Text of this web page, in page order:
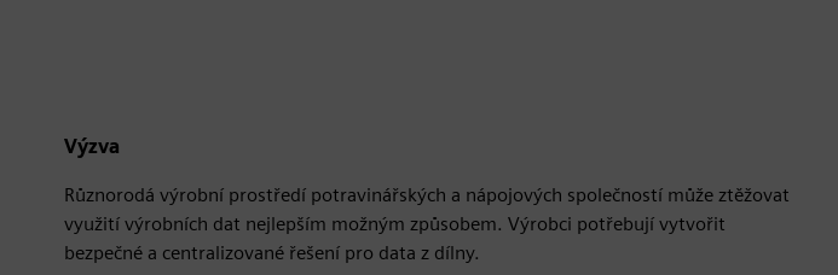
Výzva
Různorodá výrobní prostředí potravinářských a nápojových společností může ztěžovat
využití výrobních dat nejlepším možným způsobem. Výrobci potřebují vytvořit
bezpečné a centralizované řešení pro data z dílny.